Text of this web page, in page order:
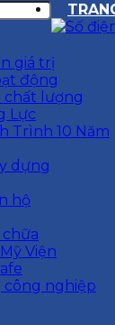
giá trị
động
chất lượng
Lực
Trình 10 Năm
dựng
hộ
chữa
Viện
công nghiệp